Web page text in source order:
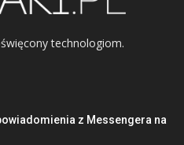
technologiom.
z Messengera na